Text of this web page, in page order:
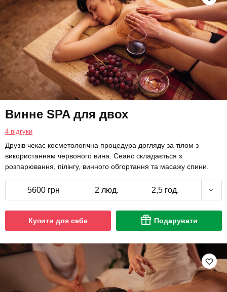
Винне SPA для двох
4 відгуки
Друзів чекає косметологічна процедура догляду за тілом з
використанням червоного вина. Сеанс складається з
розпарювання, пілінгу, винного обгортання та масажу спини.
5600 грн 2 люд. 2,5 год.
Купити для себе Подарувати